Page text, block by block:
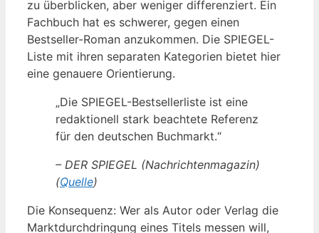
zu überblicken, aber weniger differenziert. Ein
Fachbuch hat es schwerer, gegen einen
Bestseller-Roman anzukommen. Die SPIEGEL-
Liste mit ihren separaten Kategorien bietet hier
eine genauere Orientierung.
„Die SPIEGEL-Bestsellerliste ist eine
redaktionell stark beachtete Referenz
für den deutschen Buchmarkt.“
– DER SPIEGEL (Nachrichtenmagazin)
(Quelle)
Die Konsequenz: Wer als Autor oder Verlag die
Marktdurchdringung eines Titels messen will,